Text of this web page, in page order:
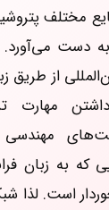
مختلف
دست
از طریق
مهارت
که به زبان
است. لذا